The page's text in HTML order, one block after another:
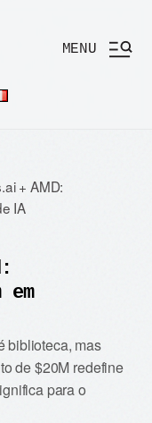
MENU
+ AMD:
IA
biblioteca, mas
de $20M redefine
para o